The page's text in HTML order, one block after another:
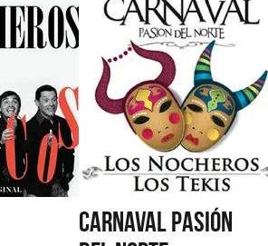
CARNAVAL PASIÓN